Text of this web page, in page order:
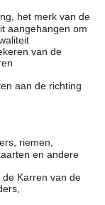
het merk van de
aangehangen om
van de
aan de richting
riemen,
en andere
Karren van de